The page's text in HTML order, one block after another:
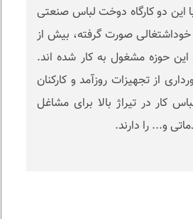
این دو کارگاه دوخت لباس صنعتی
صورت گرفته، بیش از
در این حوزه مشغول به کار شده اند.
از تجهیزات روزآمد و کارکنان
کار در تیراژ بالا برای مشاغل
و... را دارند.